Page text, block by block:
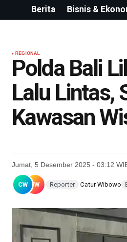
Berita Bisnis &
REGIONAL
Polda Bali
Lalu Lintas,
Kawasan
Jumat, 5 Desember 2025 - 03:12
CW FW Reporter Catur Wibowo